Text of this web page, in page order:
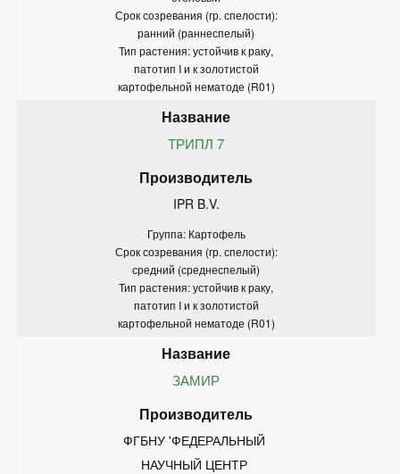
Срок созревания (гр. спелости):
ранний (раннеспелый)
Тип растения: устойчив к раку,
патотип I и к золотистой
картофельной нематоде (R01)
ТРИПЛ 7
IPR B.V.
Группа: Картофель
Срок созревания (гр. спелости):
средний (среднеспелый)
Тип растения: устойчив к раку,
патотип I и к золотистой
картофельной нематоде (R01)
ЗАМИР
ФГБНУ 'ФЕДЕРАЛЬНЫЙ
НАУЧНЫЙ ЦЕНТР